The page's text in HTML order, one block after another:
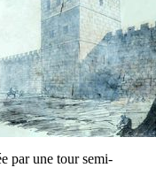
par une tour semi-